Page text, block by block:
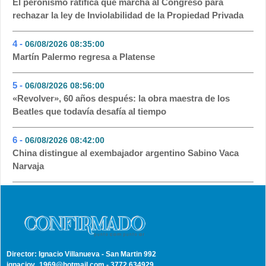
rechazar la ley de Inviolabilidad de la Propiedad Privada
4 - 06/08/2026 08:35:00
Martín Palermo regresa a Platense
5 - 06/08/2026 08:56:00
«Revolver», 60 años después: la obra maestra de los
Beatles que todavía desafía al tiempo
6 - 06/08/2026 08:42:00
China distingue al exembajador argentino Sabino Vaca
Narvaja
Director: Ignacio Villanueva - San Martin 992